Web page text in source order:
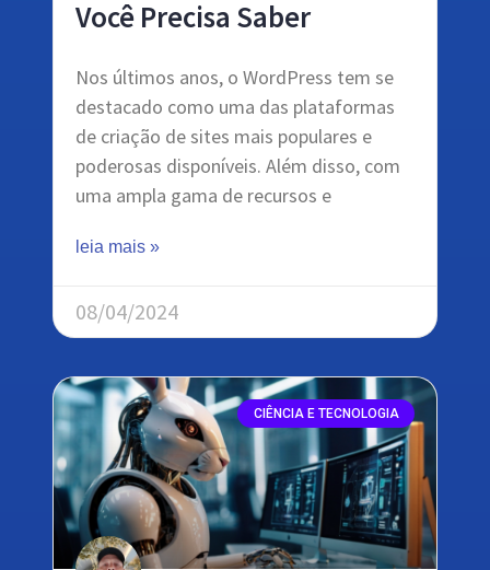
Você Precisa Saber
Nos últimos anos, o WordPress tem se
destacado como uma das plataformas
de criação de sites mais populares e
poderosas disponíveis. Além disso, com
uma ampla gama de recursos e
leia mais »
08/04/2024
CIÊNCIA E TECNOLOGIA